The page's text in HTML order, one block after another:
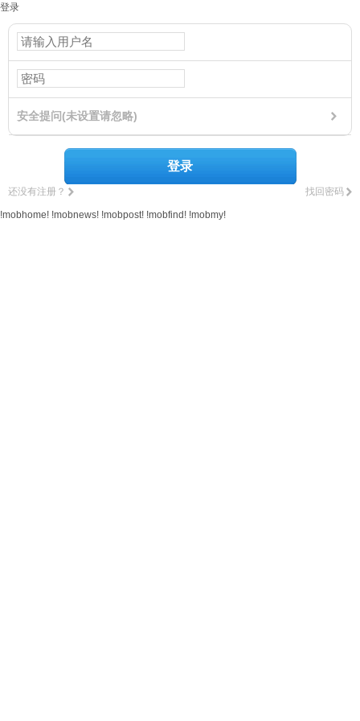
登录
安全提问(未设置请忽略)
登录
找回密码
还没有注册？
!mobhome! !mobnews! !mobpost! !mobfind! !mobmy!